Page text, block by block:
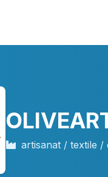
artisanat / textile /